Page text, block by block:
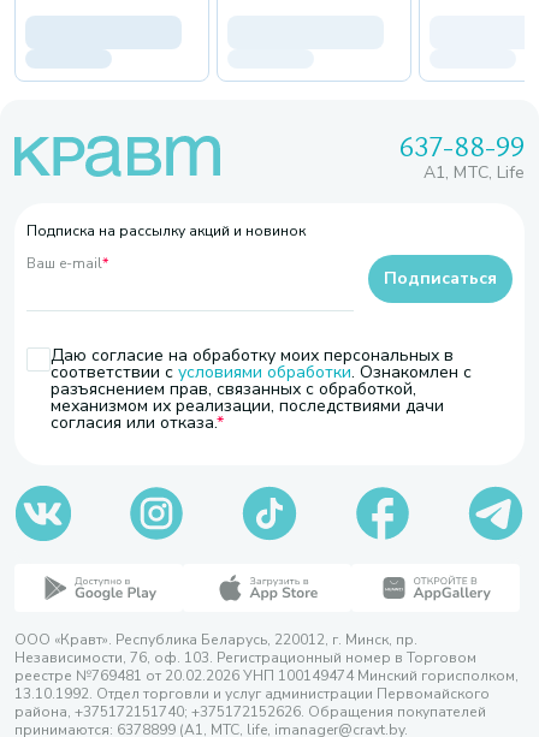
637-88-99
A1, МТС, Life
Подписка на рассылку акций и новинок
Ваш e-mail*
Даю согласие на обработку моих персональных в
соответствии с условиями обработки. Ознакомлен с
разъяснением прав, связанных с обработкой,
механизмом их реализации, последствиями дачи
согласия или отказа.
Подписаться
ООО «Кравт». Республика Беларусь, 220012, г. Минск, пр.
Независимости, 76, оф. 103. Регистрационный номер в Торговом
реестре №769481 от 20.02.2026 УНП 100149474 Минский горисполком,
13.10.1992. Отдел торговли и услуг администрации Первомайского
района, +375172151740; +375172152626. Обращения покупателей
принимаются: 6378899 (А1, МТС, life, imanager@cravt.by.